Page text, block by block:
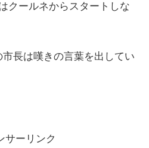
クールネからスタートしな
長は嘆きの言葉を出してい
サーリンク